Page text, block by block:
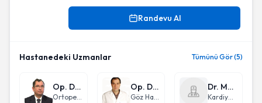
Randevu Al
Hastanedeki Uzmanlar Tümünü Gör (5)
Op. Dr. Selim Çepel
Ortopedi ve Travmatoloji
Op. Dr. Erbil Ulus Duman
Göz Hastalıkları
Dr. Mehmet Erkan Ekicibaşı
Kardiyoloji